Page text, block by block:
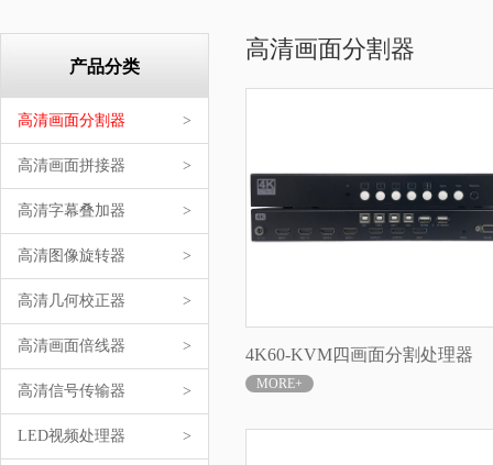
产品分类
>
高清画面分割器
>
高清画面拼接器
>
高清字幕叠加器
>
高清图像旋转器
>
高清几何校正器
>
高清画面倍线器
>
高清信号传输器
>
LED视频处理器
高清画面分割器
4K60-KVM四画面分割处理器
MORE+